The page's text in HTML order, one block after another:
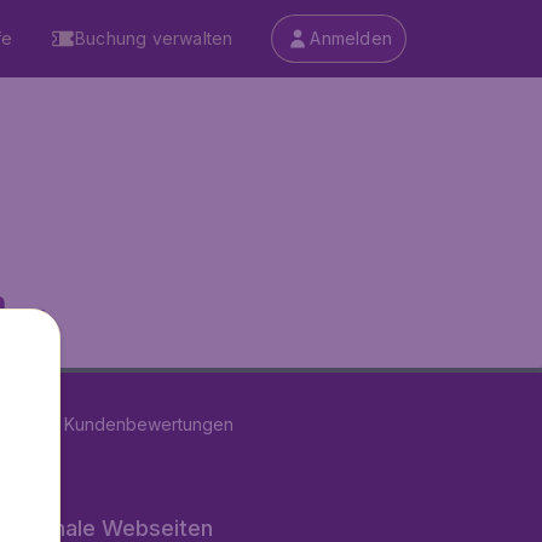
Buchung verwalten Anmelden
...
Kundenbewertungen
Webseiten